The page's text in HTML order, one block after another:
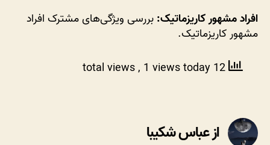
افراد مشهور کاریزماتیک: بررسی ویژگی‌های مشترک افراد
مشهور کاریزماتیک.
, 1 views today
از عباس شکیبا